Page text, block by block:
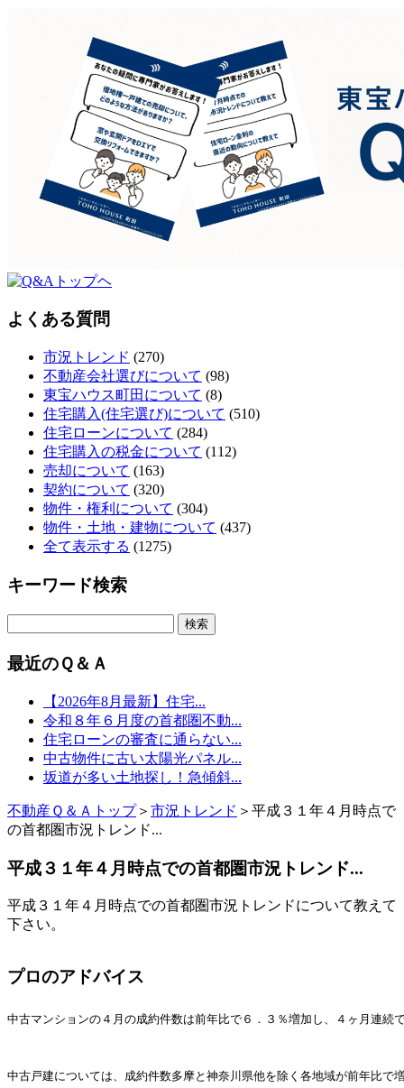
よくある質問
市況トレンド (270)
不動産会社選びについて (98)
東宝ハウス町田について (8)
住宅購入(住宅選び)について (510)
住宅ローンについて (284)
住宅購入の税金について (112)
売却について (163)
契約について (320)
物件・権利について (304)
物件・土地・建物について (437)
全て表示する (1275)
キーワード検索
最近のＱ＆Ａ
【2026年8月最新】住宅...
令和８年６月度の首都圏不動...
住宅ローンの審査に通らない...
中古物件に古い太陽光パネル...
坂道が多い土地探し！急傾斜...
不動産Ｑ＆Ａトップ＞ 市況トレンド ＞平成３１年４月時点で
の首都圏市況トレンド...
平成３１年４月時点での首都圏市況トレンド...
平成３１年４月時点での首都圏市況トレンドについて教えて
下さい。
プロのアドバイス
中古マンションの４月の成約件数は前年比で６．３％増加し、４ヶ月連
中古戸建については、成約件数多摩と神奈川県他を除く各地域が前年比